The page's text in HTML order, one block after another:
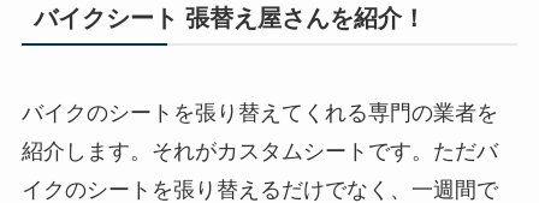
バイクシート 張替え屋さんを紹介！
バイクのシートを張り替えてくれる専門の業者を
紹介します。それがカスタムシートです。ただバ
イクのシートを張り替えるだけでなく、一週間で